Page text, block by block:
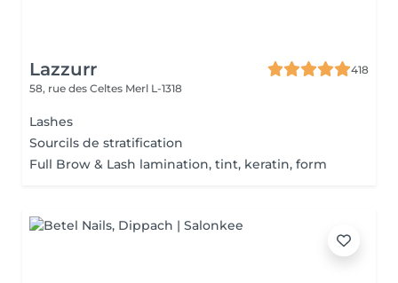
Lazzurr
418
58, rue des Celtes Merl L-1318
Lashes
Sourcils de stratification
Full Brow & Lash lamination, tint, keratin, form